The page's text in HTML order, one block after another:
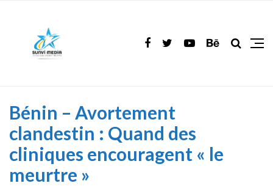
Bénin – Avortement
clandestin : Quand des
cliniques encouragent « le
meurtre »